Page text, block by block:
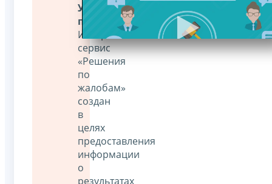
Уважаемые
пользователи!
Интернет-
сервис
«Решения
по
жалобам»
создан
в
целях
предоставления
информации
о
результатах